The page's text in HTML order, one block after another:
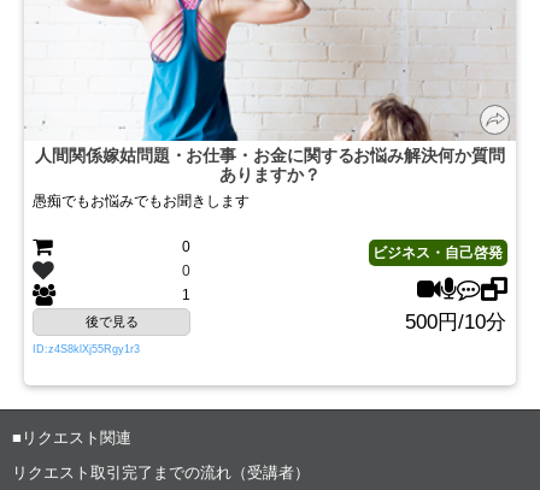
人間関係嫁姑問題・お仕事・お金に関するお悩み解決何か質問
ありますか？
愚痴でもお悩みでもお聞きします
0
0
1
ビジネス・自己啓発
後で見る 500円/10分
ID:z4S8klXj55Rgy1r3
■リクエスト関連
リクエスト取引完了までの流れ（受講者）